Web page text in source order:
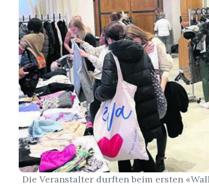
Die Veranstalter durften beim ersten